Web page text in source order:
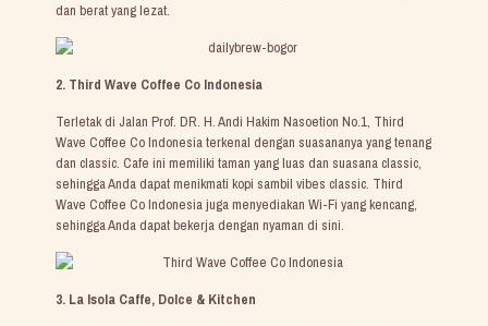
dan berat yang lezat.
2. Third Wave Coffee Co Indonesia
Terletak di Jalan Prof. DR. H. Andi Hakim Nasoetion No.1, Third
Wave Coffee Co Indonesia terkenal dengan suasananya yang tenang
dan classic. Cafe ini memiliki taman yang luas dan suasana classic,
sehingga Anda dapat menikmati kopi sambil vibes classic. Third
Wave Coffee Co Indonesia juga menyediakan Wi-Fi yang kencang,
sehingga Anda dapat bekerja dengan nyaman di sini.
3. La Isola Caffe, Dolce & Kitchen